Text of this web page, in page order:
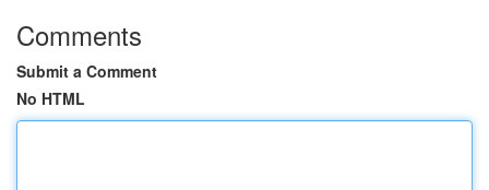
Comments
Submit a Comment
No HTML